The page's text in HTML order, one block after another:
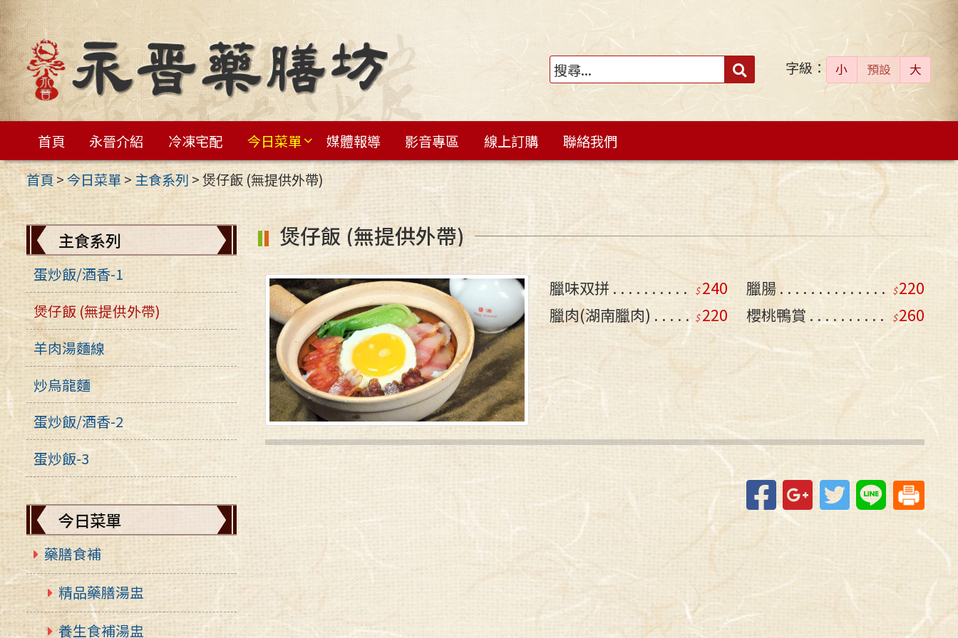
跳
至
主
要
內
區
搜
尋：
送出 字級： 小 預設 大
首頁 永晉介紹 冷凍宅配 今日菜單 媒體報導 影音專區 線上訂購
聯絡我們
首頁>今日菜單> 主食系列>煲仔飯 (無提供外帶)
主食系列
蛋炒飯/酒香-1
煲仔飯 (無提供外帶)
羊肉湯麵線
炒烏龍麵
蛋炒飯/酒香-2
蛋炒飯-3
今日菜單
藥膳食補
精品藥膳湯盅
養生食補湯盅
煲仔飯 (無提供外帶)
臘味双拼 240 臘腸
220
臘肉(湖南臘肉)
220 櫻桃鴨賞 260
FacebookGoogle+TwitterLine